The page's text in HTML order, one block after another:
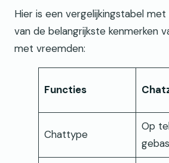
Hier is een vergelijkingstabel
van de belangrijkste kenmerken
met vreemden:
Functies
Chattype
Op